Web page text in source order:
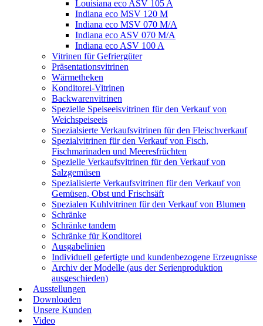
Louisiana eco ASV 105 A
Indiana eco MSV 120 M
Indiana eco MSV 070 M/A
Indiana eco ASV 070 M/A
Indiana eco ASV 100 A
Vitrinen für Gefriergüter
Präsentationsvitrinen
Wärmetheken
Konditorei-Vitrinen
Backwarenvitrinen
Spezielle Speiseeisvitrinen für den Verkauf von
Weichspeiseeis
Spezialsierte Verkaufsvitrinen für den Fleischverkauf
Spezialvitrinen für den Verkauf von Fisch,
Fischmarinaden und Meeresfrüchten
Spezielle Verkaufsvitrinen für den Verkauf von
Salzgemüsen
Spezialisierte Verkaufsvitrinen für den Verkauf von
Gemüsen, Obst und Frischsäft
Spezialen Kuhlvitrinen für den Verkauf von Blumen
Schränke
Schränke tandem
Schränke für Konditorei
Ausgabelinien
Individuell gefertigte und kundenbezogene Erzeugnisse
Archiv der Modelle (aus der Serienproduktion
ausgeschieden)
Ausstellungen
Downloaden
Unsere Kunden
Video